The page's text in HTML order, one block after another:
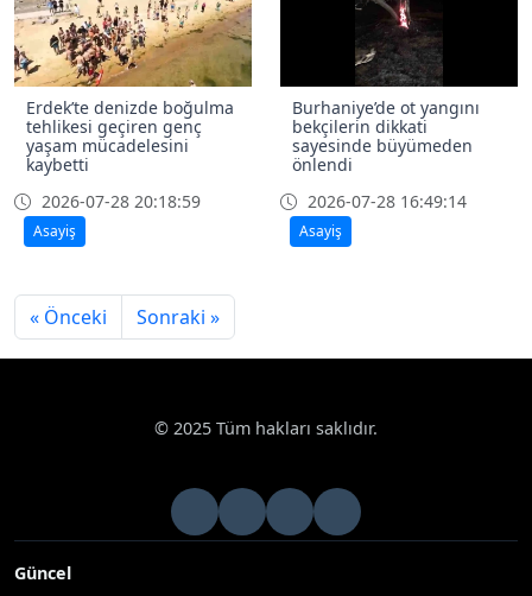
Erdek’te denizde boğulma
tehlikesi geçiren genç
yaşam mücadelesini
kaybetti
2026-07-28 20:18:59
Asayiş
Burhaniye’de ot yangını
bekçilerin dikkati
sayesinde büyümeden
önlendi
2026-07-28 16:49:14
Asayiş
« Önceki Sonraki »
© 2025 Tüm hakları saklıdır.
Güncel